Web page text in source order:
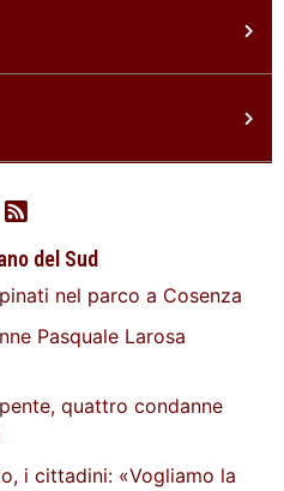
del Sud
nel parco a Cosenza
Pasquale Larosa
quattro condanne
i cittadini: «Vogliamo la